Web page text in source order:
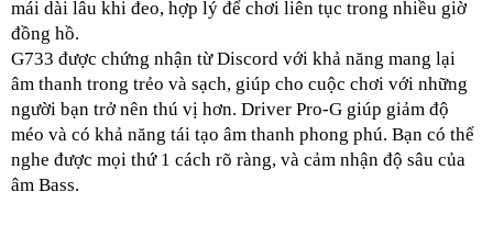
mái dài lâu khi đeo, hợp lý để chơi liên tục trong nhiều giờ
đồng hồ.
G733 được chứng nhận từ Discord với khả năng mang lại
âm thanh trong trẻo và sạch, giúp cho cuộc chơi với những
người bạn trở nên thú vị hơn. Driver Pro-G giúp giảm độ
méo và có khả năng tái tạo âm thanh phong phú. Bạn có thể
nghe được mọi thứ 1 cách rõ ràng, và cảm nhận độ sâu của
âm Bass.